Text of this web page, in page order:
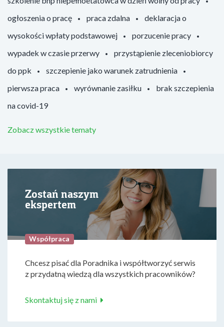
ogłoszenia o pracę
praca zdalna
deklaracja o
wysokości wpłaty podstawowej
porzucenie pracy
wypadek w czasie przerwy
przystąpienie zleceniobiorcy
do ppk
szczepienie jako warunek zatrudnienia
pierwsza praca
wyrównanie zasiłku
brak szczepienia
na covid-19
Zobacz wszystkie tematy
Zostań naszym
ekspertem
Współpraca
Chcesz pisać dla Poradnika i współtworzyć serwis
z przydatną wiedzą dla wszystkich pracowników?
Skontaktuj się z nami